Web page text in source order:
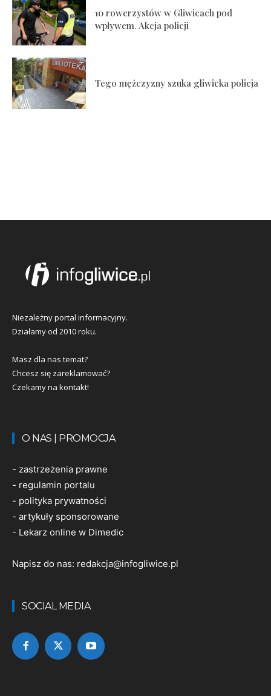
10 rowerzystów w Gliwicach pod
wpływem. Akcja policji
Tego mężczyzny szuka gliwicka policja
Niezależny portal informacyjny.
Działamy od 2010 roku.
Masz dla nas temat?
Chcesz się zareklamować?
Czekamy na kontakt!
O NAS | PROMOCJA
- zastrzeżenia prawne
- regulamin portalu
- polityka prywatności
- artykuły sponsorowane
- Lekarz online w Dimedic
Napisz do nas: redakcja@infogliwice.pl
SOCIAL MEDIA